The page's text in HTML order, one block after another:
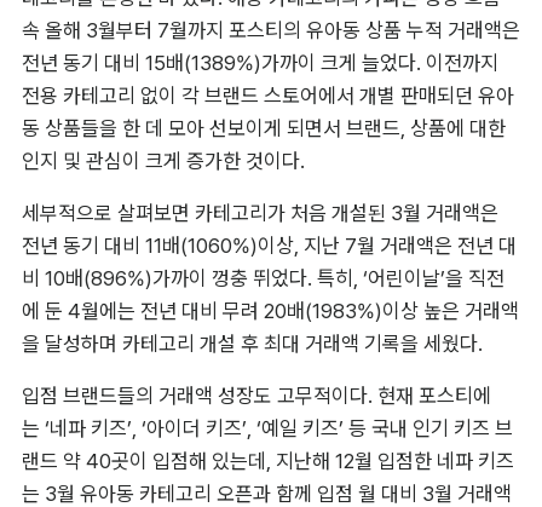
속 올해 3월부터 7월까지 포스티의 유아동 상품 누적 거래액은
전년 동기 대비 15배(1389%)가까이 크게 늘었다. 이전까지
전용 카테고리 없이 각 브랜드 스토어에서 개별 판매되던 유아
동 상품들을 한 데 모아 선보이게 되면서 브랜드, 상품에 대한
인지 및 관심이 크게 증가한 것이다.
세부적으로 살펴보면 카테고리가 처음 개설된 3월 거래액은
전년 동기 대비 11배(1060%)이상, 지난 7월 거래액은 전년 대
비 10배(896%)가까이 껑충 뛰었다. 특히, ‘어린이날’을 직전
에 둔 4월에는 전년 대비 무려 20배(1983%)이상 높은 거래액
을 달성하며 카테고리 개설 후 최대 거래액 기록을 세웠다.
입점 브랜드들의 거래액 성장도 고무적이다. 현재 포스티에
는 ‘네파 키즈’, ‘아이더 키즈’, ‘예일 키즈’ 등 국내 인기 키즈 브
랜드 약 40곳이 입점해 있는데, 지난해 12월 입점한 네파 키즈
는 3월 유아동 카테고리 오픈과 함께 입점 월 대비 3월 거래액